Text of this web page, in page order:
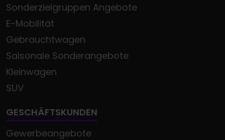
Sonderzielgruppen Angebote
E-Mobilität
Gebrauchtwagen
Saisonale Sonderangebote
Kleinwagen
SUV
GESCHÄFTSKUNDEN
Gewerbeangebote